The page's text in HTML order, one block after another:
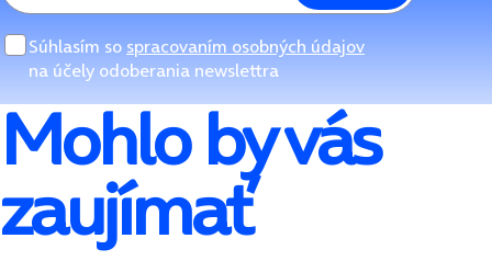
Súhlasím so spracovaním osobných údajov
na účely odoberania newslettra
Mohlo by vás
zaujímať